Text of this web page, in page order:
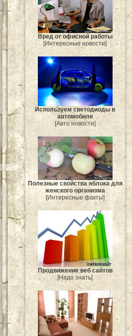
Вред от офисной работы
[Интересные новости]
Используем светодиоды в
автомобиле
[Авто новости]
Полезные свойства яблока для
женского организма
[Интересные факты]
Продвижение веб сайтов
[Надо знать]